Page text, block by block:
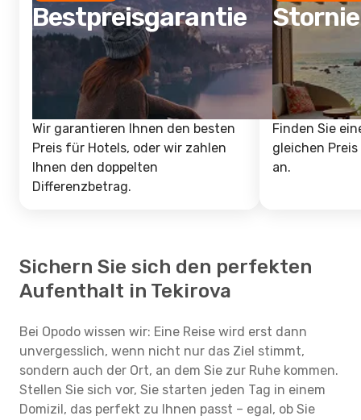
Bestpreisgarantie
Wir garantieren Ihnen den besten
Preis für Hotels, oder wir zahlen
Ihnen den doppelten
Differenzbetrag.
Finden Sie
gleichen
an.
Sichern Sie sich den perfekten
Aufenthalt in Tekirova
Bei Opodo wissen wir: Eine Reise wird erst dann
unvergesslich, wenn nicht nur das Ziel stimmt,
sondern auch der Ort, an dem Sie zur Ruhe kommen.
Stellen Sie sich vor, Sie starten jeden Tag in einem
Domizil, das perfekt zu Ihnen passt – egal, ob Sie